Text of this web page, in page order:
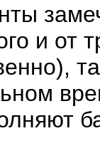
и от